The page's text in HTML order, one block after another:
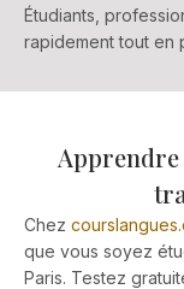
Étudiants,
rapidement tout en
Chez
que vous soyez
Paris. Testez